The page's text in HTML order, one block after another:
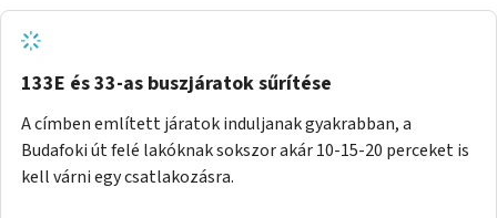
nem hosszabbítaná meg sokkal, a 4-6 vonalán lakóknak
viszont a Kálvin tér-Corvin negyed utat megspórolva 10-15
perccel rövidítheti az utazási idejét.
133E és 33-as buszjáratok sűrítése
A címben említett járatok induljanak gyakrabban, a
Budafoki út felé lakóknak sokszor akár 10-15-20 perceket is
kell várni egy csatlakozásra.